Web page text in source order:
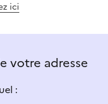
ici
votre adresse
: